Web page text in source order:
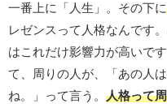
一番上に「人生」。その下に
レゼンスって人格なんです
はこれだけ影響力が高いで
て、周りの人が、「あの人
ね。」って言う。 人格って